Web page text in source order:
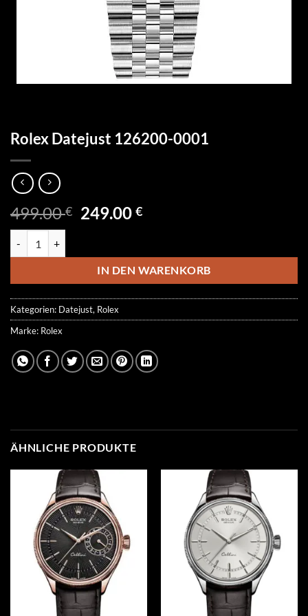
Rolex Datejust 126200-0001
499.00€ Ursprünglicher
499.00 €
249.00€Aktueller
249.00 €.
IN DEN WARENKORB
Kategorien: Datejust, Rolex
Marke: Rolex
ÄHNLICHE PRODUKTE